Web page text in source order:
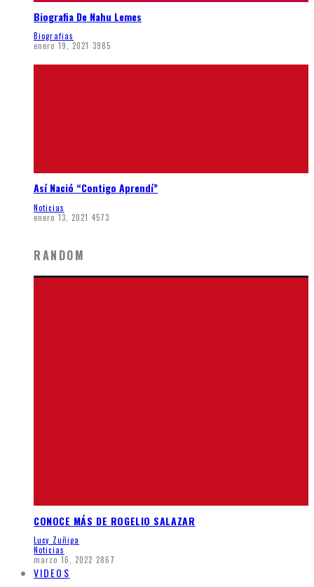
Biografia De Nahu Lemes
Biografias
enero 19, 2021 3985
Así Nació “Contigo Aprendí”
Noticias
enero 13, 2021 4573
RANDOM
CONOCE MÁS DE ROGELIO SALAZAR
Lucy Zuñiga
Noticias
marzo 16, 2022 2867
VIDEOS